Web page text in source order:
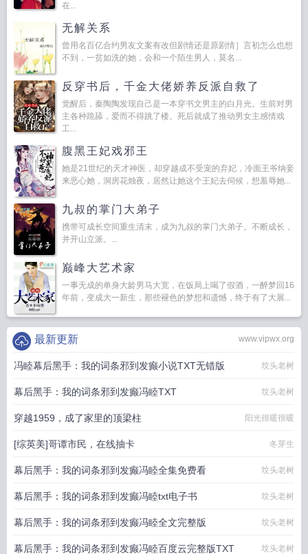
在...
无解关系
曾用名百亿合约男友文案有改但剧情还是原剧情］言初怎么也想
不到，一贫如洗的她，会和一个陌生男人，莫名...
反穿书后，千金大佬娇养反派自救了
觉醒后，秦陶陶发现自己是一本穿书文男主的白月光。生前对男
主各种跪舔，爱而不得跳了楼。死后就成了推动男女主感情戏
工...
腹黑王妃戏邪王
她是21世纪的天才神医，却穿越成不受宠的弃妃，冷面王爷纳妾
来恶心她，洞房花烛夜，居然让她这个王妃去伺候，想羞辱她...
九叔的掌门大弟子
携带可成长空间重生清末，成为九叔的掌门大弟子。不断成长，
并开山立派。...
巅峰大艺术家
一事无成的单身大龄男马大宽，在饭局上喝了假酒，一醉梦回16
年前，变成大一新生，那些褪色的梦想和遗憾，终于有了大展...
www.vipwx.org
最新更新
冯睦幕后黑手：我的词条邪到发癫小说TXT无错版 坟头老树
幕后黑手：我的词条邪到发癫冯睦TXT 坟头老树
穿越1959，成了家里的顶梁柱 阳光很暖很暖
[综英美]哥谭市民，在线抽卡 冬芽生
幕后黑手：我的词条邪到发癫冯睦全集免费看 坟头老树
幕后黑手：我的词条邪到发癫冯睦txt电子书 坟头老树
幕后黑手：我的词条邪到发癫冯睦全文完整版 坟头老树
幕后黑手：我的词条邪到发癫冯睦百度云完整版TXT 坟头老树